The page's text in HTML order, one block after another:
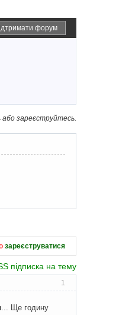
форум
або зареєструйтесь.
зареєструватися
підписка на тему
1
Ще годину